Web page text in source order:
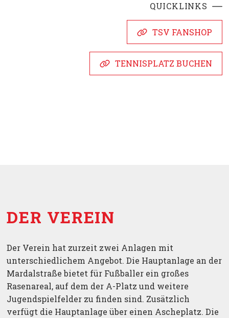
QUICKLINKS
TSV FANSHOP
TENNISPLATZ BUCHEN
DER VEREIN
Der Verein hat zurzeit zwei Anlagen mit
unterschiedlichem Angebot. Die Hauptanlage an der
Mardalstraße bietet für Fußballer ein großes
Rasenareal, auf dem der A-Platz und weitere
Jugendspielfelder zu finden sind. Zusätzlich
verfügt die Hauptanlage über einen Ascheplatz. Die